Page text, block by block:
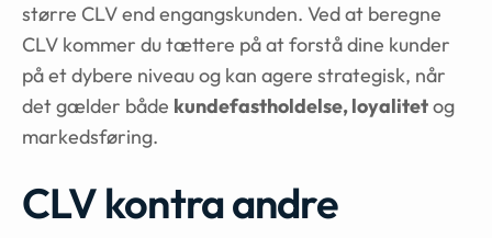
større CLV end engangskunden. Ved at beregne
CLV kommer du tættere på at forstå dine kunder
på et dybere niveau og kan agere strategisk, når
det gælder både kundefastholdelse, loyalitetog
markedsføring.
CLV kontra andre